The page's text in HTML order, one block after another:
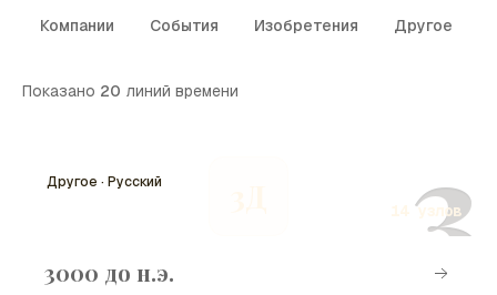
Компании
События Изобретения Другое
Показано 20 линий времени
3
Другое · Русский
14 узлов
3000 до н.э.